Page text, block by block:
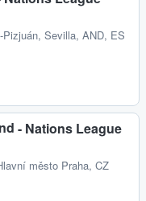
Pizjuán, Sevilla, AND, ES
- Nations League
město Praha, CZ